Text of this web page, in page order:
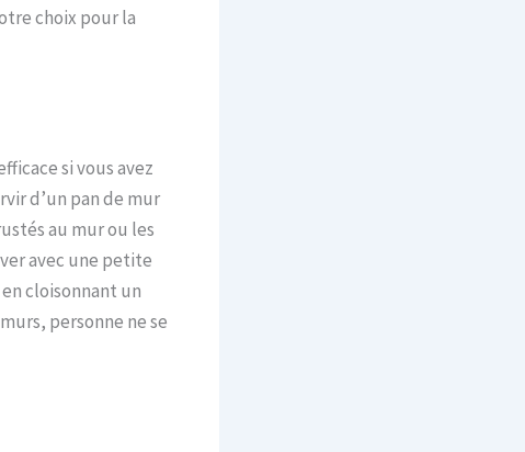
choix pour la
si vous avez
d’un pan de mur
au mur ou les
avec une petite
cloisonnant un
personne ne se